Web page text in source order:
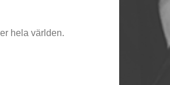
hela världen.